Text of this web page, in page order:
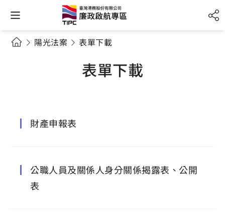
陽光法案 表單下載
表單下載
財產申報表
公職人員及關係人身分關係揭露表、公開
表